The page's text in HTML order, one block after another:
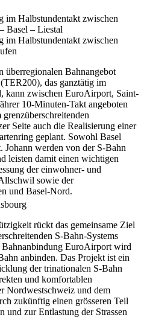
im Halbstundentakt zwischen
Basel – Liestal
im Halbstundentakt zwischen
überregionalen Bahnangebot
das ganztätig im
kann zwischen EuroAirport, Saint-
10-Minuten-Takt angeboten
Seite auch die Realisierung einer
geplant. Sowohl Basel
Johann werden von der S-Bahn
leisten damit einen wichtigen
der einwohner- und
sowie der
und Basel-Nord.
rückt das gemeinsame Ziel
S-Bahn-Systems
Bahnanbindung EuroAirport wird
anbinden. Das Projekt ist ein
der trinationalen S-Bahn
und komfortablen
Nordwestschweiz und dem
zukünftig einen grösseren Teil
und zur Entlastung der Strassen